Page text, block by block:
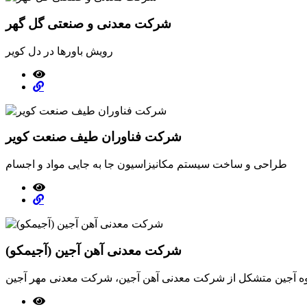
شرکت معدنی و صنعتی گل گهر
رویش باورها در دل کویر
شرکت فناوران طیف صنعت کویر
طراحی و ساخت سیستم مکانیزاسیون جا به جایی مواد و اجسام
شرکت معدنی آهن آجین (آجیمکو)